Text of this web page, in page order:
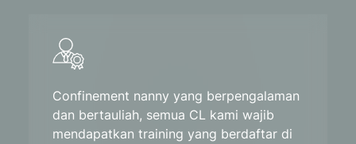
Confinement nanny yang berpengalaman
dan bertauliah, semua CL kami wajib
mendapatkan training yang berdaftar di